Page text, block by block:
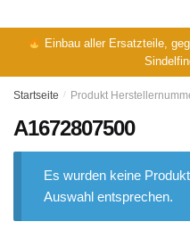
Einbau aller Ersatzteile,
Startseite / Produkt
A1672807500
Es wurden keine
Auswahl entsprechen.